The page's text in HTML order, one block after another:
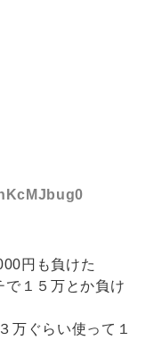
円も負けた
５万とか負け
ぐらい使って１